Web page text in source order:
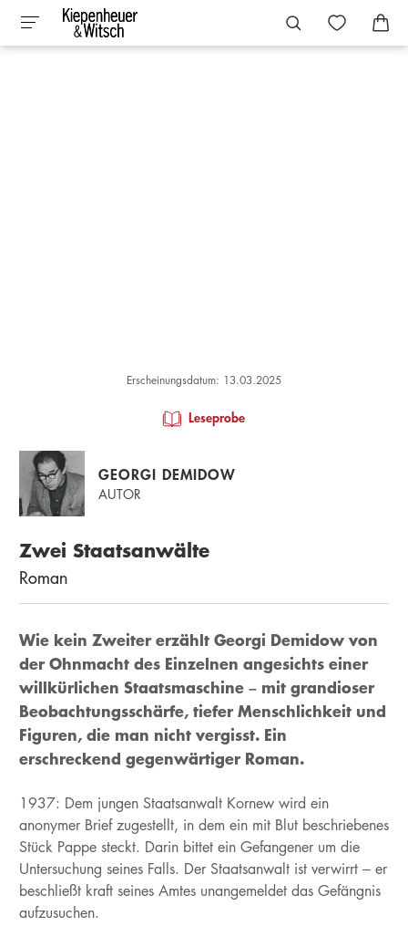
Erscheinungsdatum: 13.03.2025
Leseprobe
GEORGI DEMIDOW
AUTOR
Zwei Staatsanwälte
Roman
Wie kein Zweiter erzählt Georgi Demidow von
der Ohnmacht des Einzelnen angesichts einer
willkürlichen Staatsmaschine – mit grandioser
Beobachtungsschärfe, tiefer Menschlichkeit und
Figuren, die man nicht vergisst. Ein
erschreckend gegenwärtiger Roman.
1937: Dem jungen Staatsanwalt Kornew wird ein
anonymer Brief zugestellt, in dem ein mit Blut beschriebenes
Stück Pappe steckt. Darin bittet ein Gefangener um die
Untersuchung seines Falls. Der Staatsanwalt ist verwirrt – er
beschließt kraft seines Amtes unangemeldet das Gefängnis
aufzusuchen.